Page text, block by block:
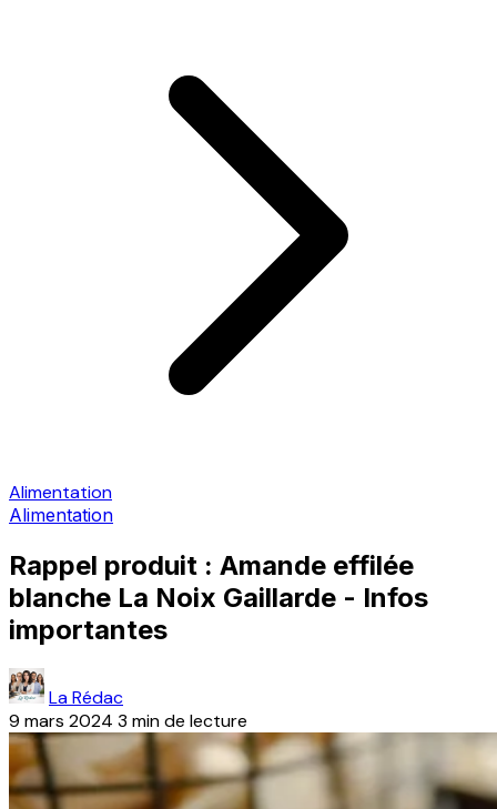
Alimentation
Alimentation
Rappel produit : Amande effilée
blanche La Noix Gaillarde - Infos
importantes
La Rédac
9 mars 2024 3 min de lecture